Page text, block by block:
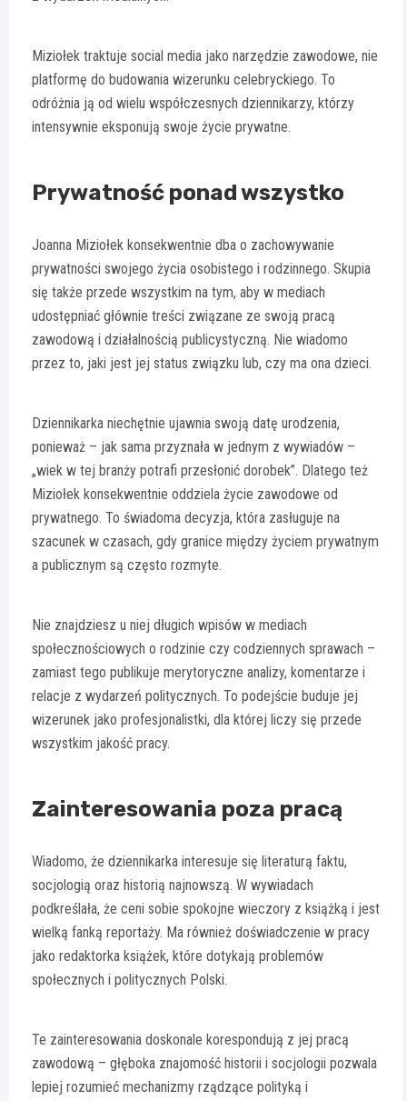
Miziołek traktuje social media jako narzędzie zawodowe, nie
platformę do budowania wizerunku celebryckiego. To
odróżnia ją od wielu współczesnych dziennikarzy, którzy
intensywnie eksponują swoje życie prywatne.
Prywatność ponad wszystko
Joanna Miziołek konsekwentnie dba o zachowywanie
prywatności swojego życia osobistego i rodzinnego. Skupia
się także przede wszystkim na tym, aby w mediach
udostępniać głównie treści związane ze swoją pracą
zawodową i działalnością publicystyczną. Nie wiadomo
przez to, jaki jest jej status związku lub, czy ma ona dzieci.
Dziennikarka niechętnie ujawnia swoją datę urodzenia,
ponieważ – jak sama przyznała w jednym z wywiadów –
„wiek w tej branży potrafi przesłonić dorobek”. Dlatego też
Miziołek konsekwentnie oddziela życie zawodowe od
prywatnego. To świadoma decyzja, która zasługuje na
szacunek w czasach, gdy granice między życiem prywatnym
a publicznym są często rozmyte.
Nie znajdziesz u niej długich wpisów w mediach
społecznościowych o rodzinie czy codziennych sprawach –
zamiast tego publikuje merytoryczne analizy, komentarze i
relacje z wydarzeń politycznych. To podejście buduje jej
wizerunek jako profesjonalistki, dla której liczy się przede
wszystkim jakość pracy.
Zainteresowania poza pracą
Wiadomo, że dziennikarka interesuje się literaturą faktu,
socjologią oraz historią najnowszą. W wywiadach
podkreślała, że ceni sobie spokojne wieczory z książką i jest
wielką fanką reportaży. Ma również doświadczenie w pracy
jako redaktorka książek, które dotykają problemów
społecznych i politycznych Polski.
Te zainteresowania doskonale korespondują z jej pracą
zawodową – głęboka znajomość historii i socjologii pozwala
lepiej rozumieć mechanizmy rządzące polityką i